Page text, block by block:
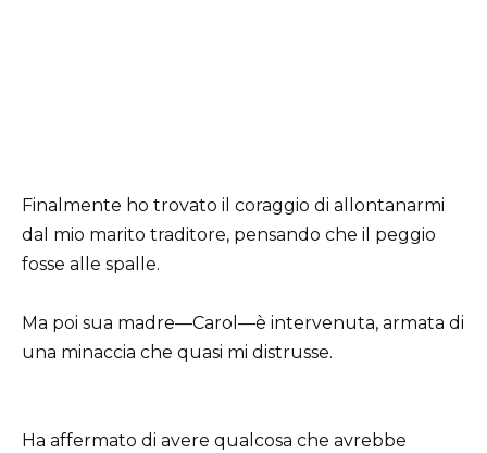
Finalmente ho trovato il coraggio di allontanarmi
dal mio marito traditore, pensando che il peggio
fosse alle spalle.
Ma poi sua madre—Carol—è intervenuta, armata di
una minaccia che quasi mi distrusse.
Ha affermato di avere qualcosa che avrebbe